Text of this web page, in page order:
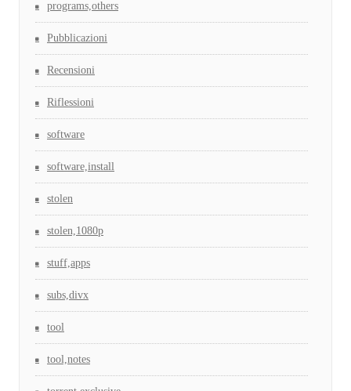
programs,others
Pubblicazioni
Recensioni
Riflessioni
software
software,install
stolen
stolen,1080p
stuff,apps
subs,divx
tool
tool,notes